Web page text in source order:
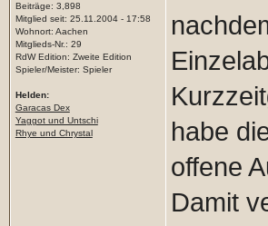
Beiträge: 3,898
Mitglied seit: 25.11.2004 - 17:58
Wohnort: Aachen
Mitglieds-Nr.: 29
RdW Edition: Zweite Edition
Spieler/Meister: Spieler
Helden:
Garacas Dex
Yaggot und Untschi
Rhye und Chrystal
habe
offene
Damit